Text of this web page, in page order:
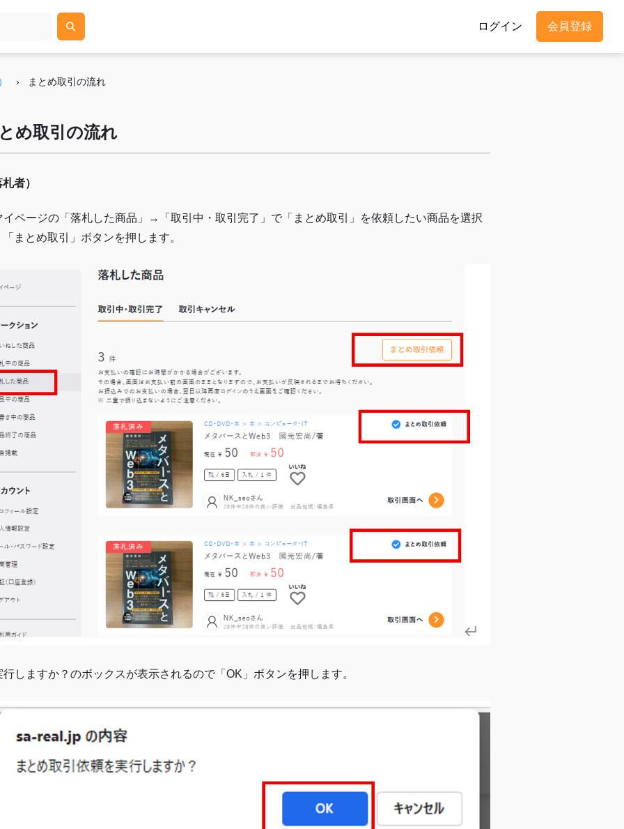
ログイン 会員登録
› まとめ取引の流れ
め取引の流れ
者）
イページの「落札した商品」→「取引中・取引完了」で「まとめ取引」を依頼したい商品を選択
まとめ取引」ボタンを押します。
行しますか？のボックスが表示されるので「OK」ボタンを押します。